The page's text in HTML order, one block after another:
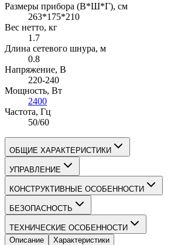
Размеры прибора (В*Ш*Г), см
263*175*210
Вес нетто, кг
1.7
Длина сетевого шнура, м
0.8
Напряжение, В
220-240
Мощность, Вт
2400
Частота, Гц
50/60
ОБЩИЕ ХАРАКТЕРИСТИКИ
УПРАВЛЕНИЕ
КОНСТРУКТИВНЫЕ ОСОБЕННОСТИ
БЕЗОПАСНОСТЬ
ТЕХНИЧЕСКИЕ ОСОБЕННОСТИ
Описание
Характеристики